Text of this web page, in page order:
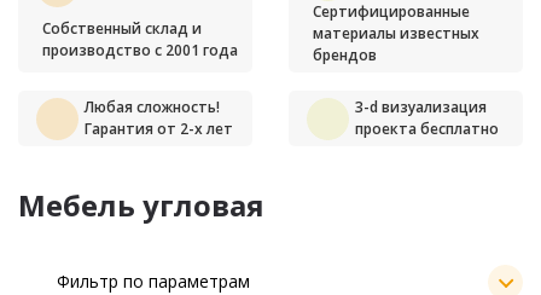
Собственный склад и
производство с 2001 года
Сертифицированные
материалы известных
брендов
Любая сложность!
Гарантия от 2-х лет
3-d визуализация
проекта бесплатно
Мебель угловая
Фильтр по параметрам